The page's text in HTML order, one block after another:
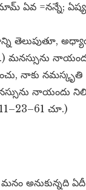
ఏవ =నన్నే;
తెలుపుతూ,
మనస్సును నాయందు
నాకు
నాయందు
చూ.)
అనుకున్నది